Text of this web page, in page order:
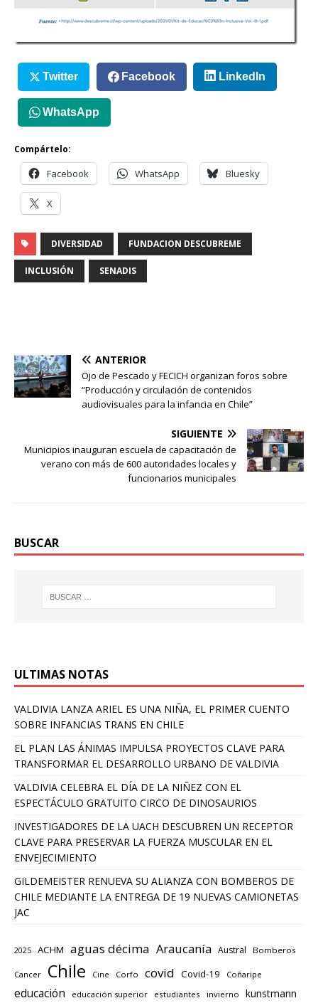
Twitter Facebook LinkedIn
WhatsApp
Compártelo:
Facebook WhatsApp Bluesky
X
DIVERSIDAD FUNDACION DESCUBREME
INCLUSIÓN SENADIS
ANTERIOR
Ojo de Pescado y FECICH organizan foros sobre
“Producción y circulación de contenidos
audiovisuales para la infancia en Chile”
SIGUIENTE
Municipios inauguran escuela de capacitación de
verano con más de 600 autoridades locales y
funcionarios municipales
BUSCAR
ULTIMAS NOTAS
VALDIVIA LANZA ARIEL ES UNA NIÑA, EL PRIMER CUENTO
SOBRE INFANCIAS TRANS EN CHILE
EL PLAN LAS ÁNIMAS IMPULSA PROYECTOS CLAVE PARA
TRANSFORMAR EL DESARROLLO URBANO DE VALDIVIA
VALDIVIA CELEBRA EL DÍA DE LA NIÑEZ CON EL
ESPECTÁCULO GRATUITO CIRCO DE DINOSAURIOS
INVESTIGADORES DE LA UACH DESCUBREN UN RECEPTOR
CLAVE PARA PRESERVAR LA FUERZA MUSCULAR EN EL
ENVEJECIMIENTO
GILDEMEISTER RENUEVA SU ALIANZA CON BOMBEROS DE
CHILE MEDIANTE LA ENTREGA DE 19 NUEVAS CAMIONETAS
JAC
2025 ACHM aguas décima Araucanía Austral Bomberos
Cancer Chile Cine Corfo covid Covid-19 Coñaripe
educación educación superior estudiantes invierno kunstmann